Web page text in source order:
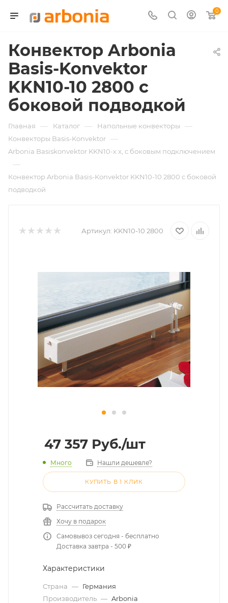
0
Конвектор Arbonia
Basis-Konvektor
KKN10-10 2800 с
боковой подводкой
Главная — Каталог — Напольные конвекторы —
Конвекторы Basis-Konvektor —
Arbonia Basiskonvektor KKN10-х x, с боковым подключением
—
Конвектор Arbonia Basis-Konvektor KKN10-10 2800 с боковой
подводкой
Артикул: KKN10-10 2800
47 357 Руб./шт
Много Нашли дешевле?
КУПИТЬ В 1 КЛИК
Рассчитать доставку
Хочу в подарок
Самовывоз сегодня - бесплатно
Доставка завтра - 500 ₽
Характеристики
Страна — Германия
Производитель — Arbonia